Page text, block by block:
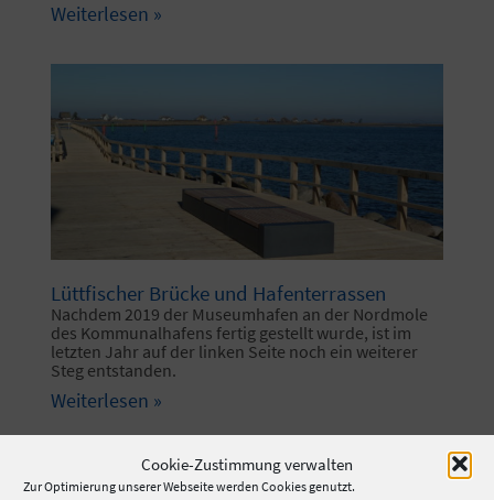
Cookie-Zustimmung verwalten
Zur Optimierung unserer Webseite werden Cookies genutzt.
Weiterlesen »
Lüttfischer Brücke und Hafenterrassen
Nachdem 2019 der Museumhafen an der Nordmole
des Kommunalhafens fertig gestellt wurde, ist im
letzten Jahr auf der linken Seite noch ein weiterer
Steg entstanden.
Weiterlesen »